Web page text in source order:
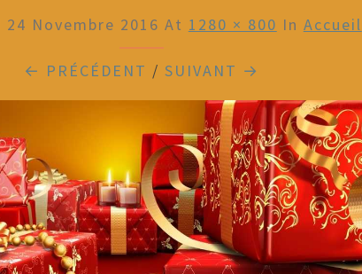
24 Novembre 2016 At 1280 × 800 In Accueil
← PRÉCÉDENT / SUIVANT →